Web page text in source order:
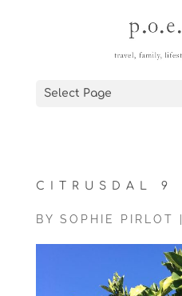
Select Page
CITRUSDAL 9
BY SOPHIE PIRLOT